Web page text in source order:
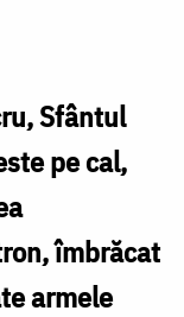
Sfântul
pe cal,
îmbrăcat
armele